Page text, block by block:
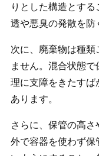
りとした構造とす
透や悪臭の発散を防
次に、廃棄物は種類
ません。混合状態
理に支障をきたすば
あります。
さらに、保管の高
外で容器を使わず保